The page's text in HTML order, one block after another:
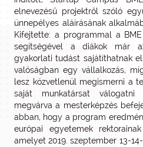
elnevezésű projektről szóló
ünnepélyes aláírásának
Kifejtette: a programmal a
segítségével a diákok már
gyakorlati tudást sajátíthatnak
valóságban egy vállalkozás,
lesz közvetlenül megismerni a
saját munkatársat válogatni
megvárva a mesterképzés
abban, hogy a program
európai egyetemek
amelyet 2019. szeptember 13-